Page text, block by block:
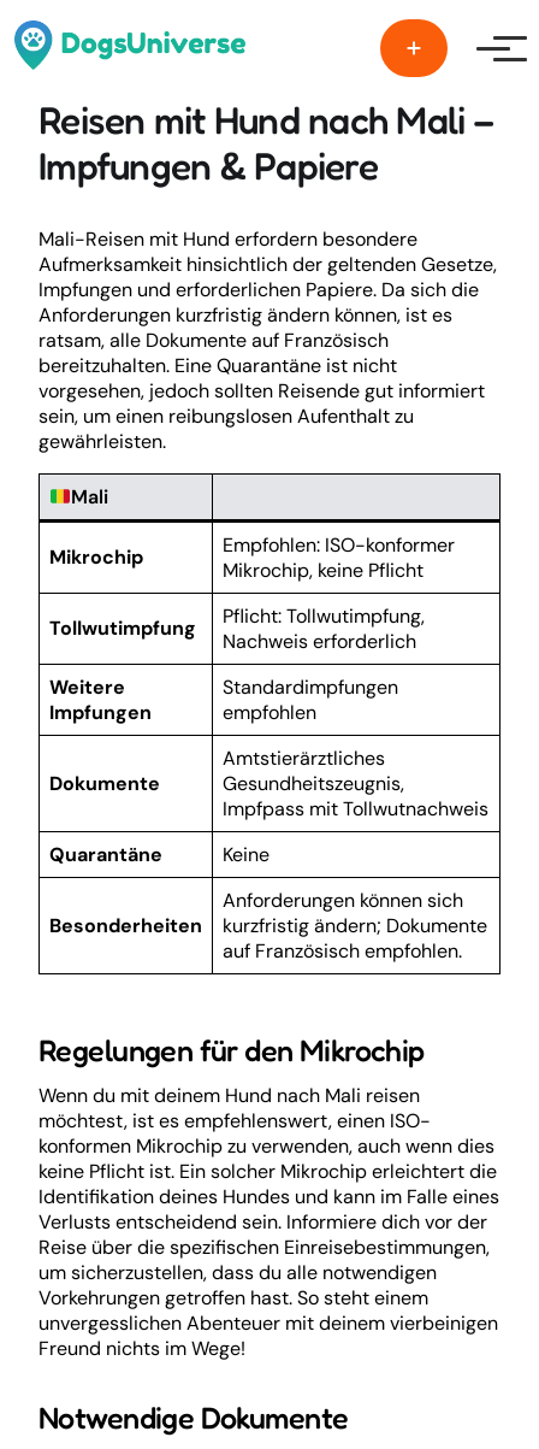
Reisen mit Hund nach Mali –
Impfungen & Papiere
Mali-Reisen mit Hund erfordern besondere
Aufmerksamkeit hinsichtlich der geltenden Gesetze,
Impfungen und erforderlichen Papiere. Da sich die
Anforderungen kurzfristig ändern können, ist es
ratsam, alle Dokumente auf Französisch
bereitzuhalten. Eine Quarantäne ist nicht
vorgesehen, jedoch sollten Reisende gut informiert
sein, um einen reibungslosen Aufenthalt zu
gewährleisten.
Mali
Mikrochip
Empfohlen: ISO-konformer
Mikrochip, keine Pflicht
Tollwutimpfung
Pflicht: Tollwutimpfung,
Nachweis erforderlich
Weitere
Impfungen
Standardimpfungen
empfohlen
Dokumente
Amtstierärztliches
Gesundheitszeugnis,
Impfpass mit Tollwutnachweis
Quarantäne
Keine
Besonderheiten
Anforderungen können sich
kurzfristig ändern; Dokumente
auf Französisch empfohlen.
Regelungen für den Mikrochip
Wenn du mit deinem Hund nach Mali reisen
möchtest, ist es empfehlenswert, einen ISO-
konformen Mikrochip zu verwenden, auch wenn dies
keine Pflicht ist. Ein solcher Mikrochip erleichtert die
Identifikation deines Hundes und kann im Falle eines
Verlusts entscheidend sein. Informiere dich vor der
Reise über die spezifischen Einreisebestimmungen,
um sicherzustellen, dass du alle notwendigen
Vorkehrungen getroffen hast. So steht einem
unvergesslichen Abenteuer mit deinem vierbeinigen
Freund nichts im Wege!
Notwendige Dokumente